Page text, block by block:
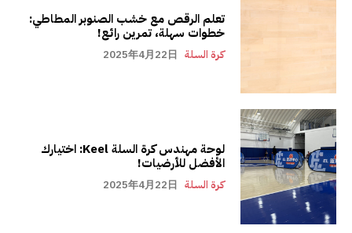
تعلم الرقص مع خشب الصنوبر المطاطي:
خطوات سهلة، تمرين رائع!
كرة السلة 2025年4月22日
لوحة مهندس كرة السلة Keel: اختيارك
الأفضل للأرضيات!
كرة السلة 2025年4月22日